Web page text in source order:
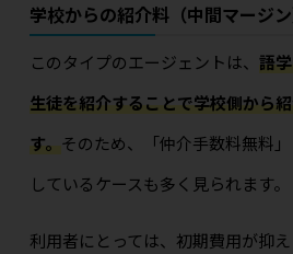
学校からの紹介料（中間マージ
このタイプのエージェントは、語
生徒を紹介することで学校側から
す。 そのため、「仲介手数料無料
しているケースも多く見られます。
利用者にとっては、初期費用が抑